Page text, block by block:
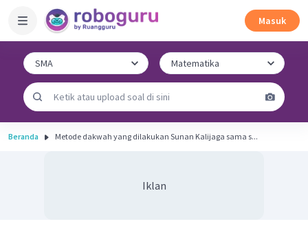
Masuk
Beranda Metode dakwah yang dilakukan Sunan Kalijaga sama s...
Iklan